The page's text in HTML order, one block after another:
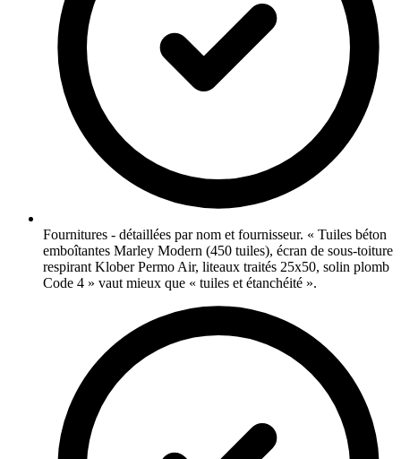
Fournitures - détaillées par nom et fournisseur. « Tuiles béton
emboîtantes Marley Modern (450 tuiles), écran de sous-toiture
respirant Klober Permo Air, liteaux traités 25x50, solin plomb
Code 4 » vaut mieux que « tuiles et étanchéité ».